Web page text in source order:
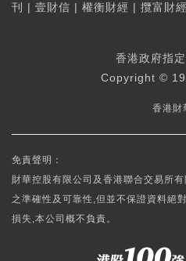
刊
| 壹財信 | 權衡財經 | 攬富財經
香港政府指
Copyright ©
香港財
免責聲明：
財華控股有限公司及香港聯合交易所
之準確性及可靠性,但並不保證資料絕
損失,本公司概不負責。